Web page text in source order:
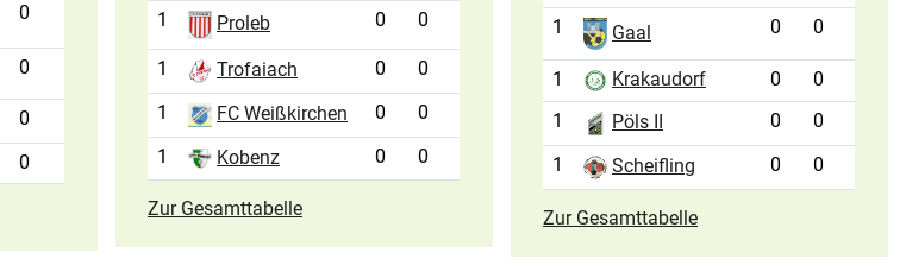
0
0
0
0
1 Proleb 0 0
1 Trofaiach 0
0
1
FC Weißkirchen 0
0
1
Kobenz 0 0
Zur Gesamttabelle
1 Gaal 0 0
1 Krakaudorf 0
0
1
Pöls II 0
0
1
Scheifling 0 0
Zur Gesamttabelle